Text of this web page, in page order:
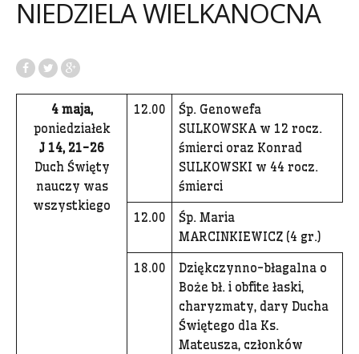
NIEDZIELA WIELKANOCNA
4 maja,
poniedziałek
J 14, 21-26
Duch Święty
nauczy was
wszystkiego
12.00
Śp. Genowefa
SULKOWSKA w 12 rocz.
śmierci oraz Konrad
SULKOWSKI w 44 rocz.
śmierci
12.00
Śp. Maria
MARCINKIEWICZ (4 gr.)
18.00
Dziękczynno-błagalna o
Boże bł. i obfite łaski,
charyzmaty, dary Ducha
Świętego dla Ks.
Mateusza, członków